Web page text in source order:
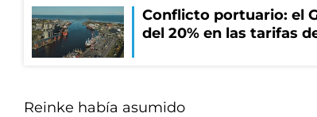
Conflicto portuario: el
del 20% en las tarifas
Reinke había asumido